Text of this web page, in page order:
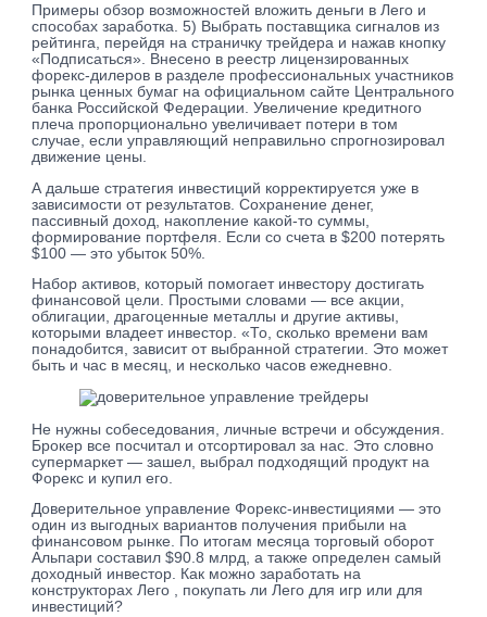
Примеры обзор возможностей вложить деньги в Лего и
способах заработка. 5) Выбрать поставщика сигналов из
рейтинга, перейдя на страничку трейдера и нажав кнопку
«Подписаться». Внесено в реестр лицензированных
форекс-дилеров в разделе профессиональных участников
рынка ценных бумаг на официальном сайте Центрального
банка Российской Федерации. Увеличение кредитного
плеча пропорционально увеличивает потери в том
случае, если управляющий неправильно спрогнозировал
движение цены.
А дальше стратегия инвестиций корректируется уже в
зависимости от результатов. Сохранение денег,
пассивный доход, накопление какой-то суммы,
формирование портфеля. Если со счета в $200 потерять
$100 — это убыток 50%.
Набор активов, который помогает инвестору достигать
финансовой цели. Простыми словами — все акции,
облигации, драгоценные металлы и другие активы,
которыми владеет инвестор. «То, сколько времени вам
понадобится, зависит от выбранной стратегии. Это может
быть и час в месяц, и несколько часов ежедневно.
Не нужны собеседования, личные встречи и обсуждения.
Брокер все посчитал и отсортировал за нас. Это словно
супермаркет — зашел, выбрал подходящий продукт на
Форекс и купил его.
Доверительное управление Форекс-инвестициями — это
один из выгодных вариантов получения прибыли на
финансовом рынке. По итогам месяца торговый оборот
Альпари составил $90.8 млрд, а также определен самый
доходный инвестор. Как можно заработать на
конструкторах Лего , покупать ли Лего для игр или для
инвестиций?